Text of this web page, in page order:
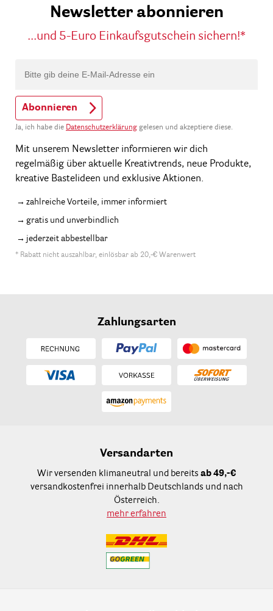
Newsletter abonnieren
...und 5-Euro Einkaufsgutschein sichern!*
Abonnieren
Ja, ich habe die Datenschutzerklärung gelesen und akzeptiere diese.
Mit unserem Newsletter informieren wir dich
regelmäßig über aktuelle Kreativtrends, neue Produkte,
kreative Bastelideen und exklusive Aktionen.
zahlreiche Vorteile, immer informiert
gratis und unverbindlich
jederzeit abbestellbar
* Rabatt nicht auszahlbar, einlösbar ab 20,-€ Warenwert
Zahlungsarten
Versandarten
Wir versenden klimaneutral und bereits ab 49,-€
versandkostenfrei innerhalb Deutschlands und nach
Österreich.
mehr erfahren